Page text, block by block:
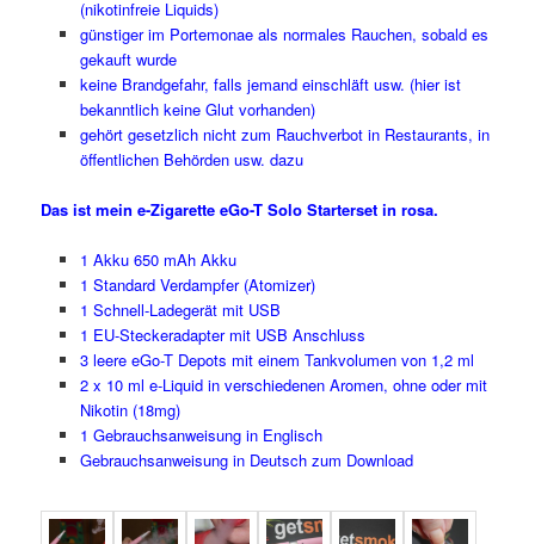
(nikotinfreie Liquids)
günstiger im Portemonae als normales Rauchen, sobald es
gekauft wurde
keine Brandgefahr, falls jemand einschläft usw. (hier ist
bekanntlich keine Glut vorhanden)
gehört gesetzlich nicht zum Rauchverbot in Restaurants, in
öffentlichen Behörden usw. dazu
Das ist mein e-Zigarette eGo-T Solo Starterset in rosa.
1 Akku 650 mAh Akku
1 Standard Verdampfer (Atomizer)
1 Schnell-Ladegerät mit USB
1 EU-Steckeradapter mit USB Anschluss
3 leere eGo-T Depots mit einem Tankvolumen von 1,2 ml
2 x 10 ml e-Liquid in verschiedenen Aromen, ohne oder mit
Nikotin (18mg)
1 Gebrauchsanweisung in Englisch
Gebrauchsanweisung in Deutsch zum Download